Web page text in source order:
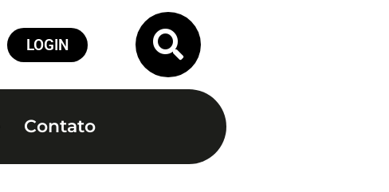
LOGIN
Contato